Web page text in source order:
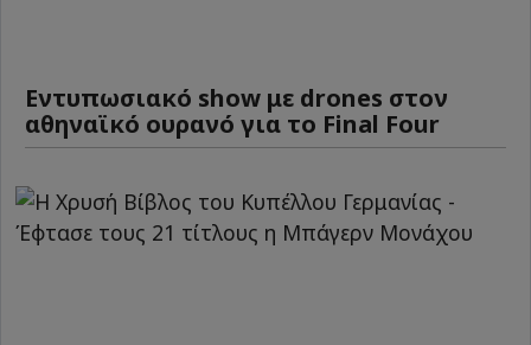
Εντυπωσιακό show με drones στον
αθηναϊκό ουρανό για το Final Four